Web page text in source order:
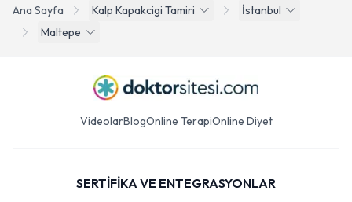
Ana Sayfa Kalp Kapakcigi Tamiri
İstanbul
Maltepe
VideolarBlogOnline TerapiOnline Diyet
SERTİFİKA VE ENTEGRASYONLAR